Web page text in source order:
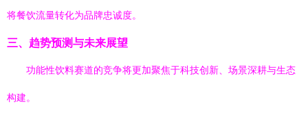
将餐饮流量转化为品牌忠诚度。
三、趋势预测与未来展望
功能性饮料赛道的竞争将更加聚焦于科技创新、场景深耕与生态
构建。